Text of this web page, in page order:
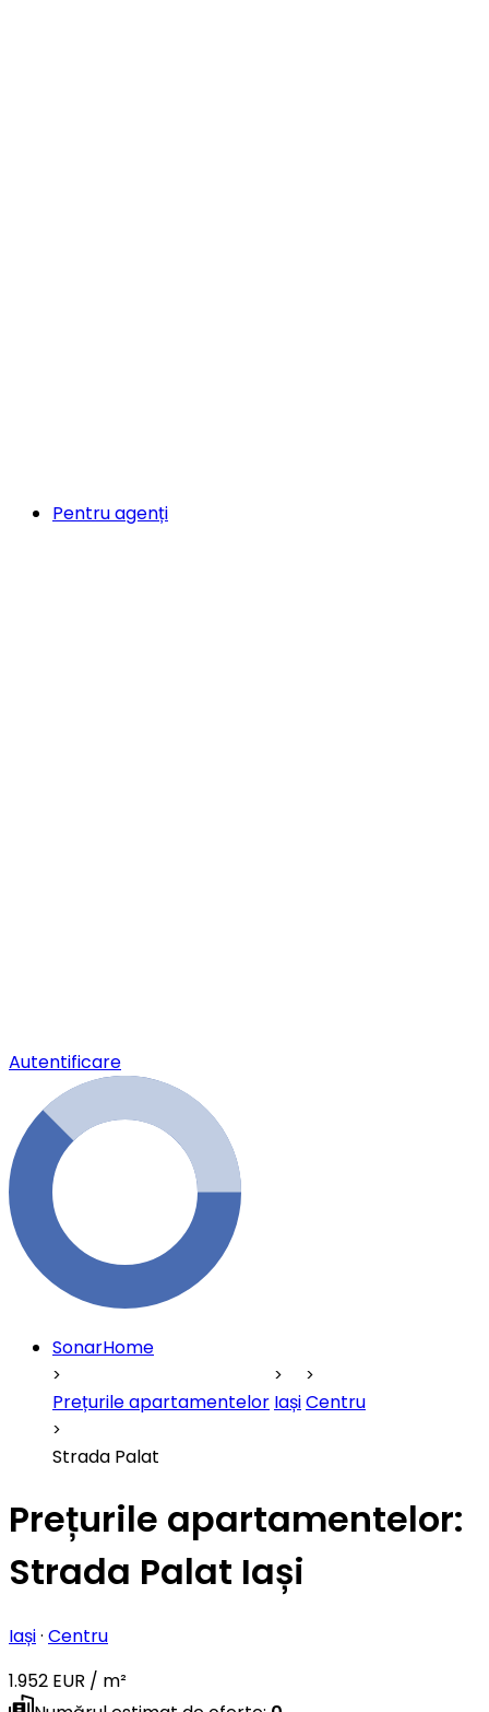
Pentru agenți
Autentificare
SonarHome
Prețurile apartamentelor IașiCentru
Strada Palat
Prețurile apartamentelor:
Strada Palat Iași
Iași· Centru
1.952 EUR / m²